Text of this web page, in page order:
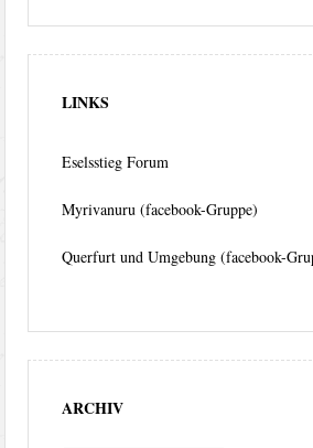
LINKS
Eselsstieg Forum
Myrivanuru (facebook-Gruppe)
Querfurt und Umgebung (facebook-
ARCHIV